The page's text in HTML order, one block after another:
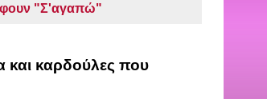
"Σ'αγαπώ"
και καρδούλες που